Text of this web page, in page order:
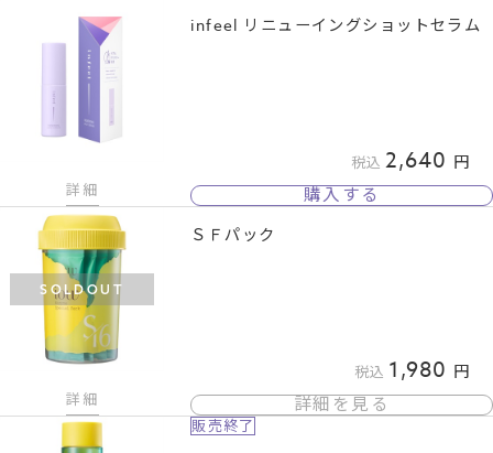
詳細
infeel リニューイングショットセラム
税込 2,640
購入する
SOLDOUT
詳細
ＳＦパック
税込 1,980
詳細を見る
販売終了